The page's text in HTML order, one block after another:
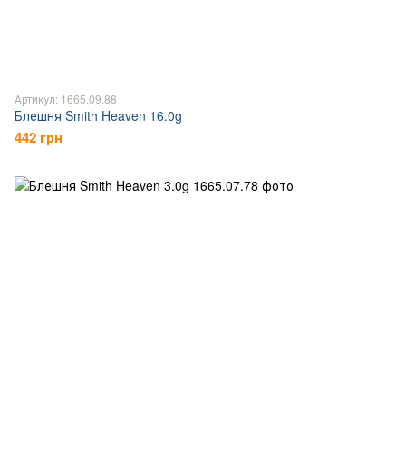
Артикул: 1665.09.88
Блешня Smith Heaven 16.0g
442 грн